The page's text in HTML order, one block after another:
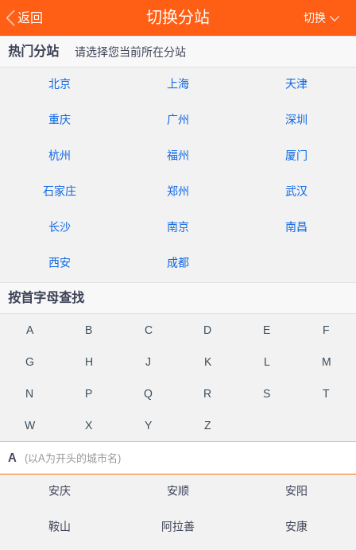
返回 切换
切换分站
热门分站 请选择您当前所在分站
北京 上海 天津
重庆 广州 深圳
杭州 福州 厦门
石家庄 郑州 武汉
长沙 南京 南昌
西安 成都
按首字母查找
A B C D E F
G H J K L M
N P Q R S T
W X Y Z
A (以A为开头的城市名)
安庆 安顺 安阳
鞍山 阿拉善 安康